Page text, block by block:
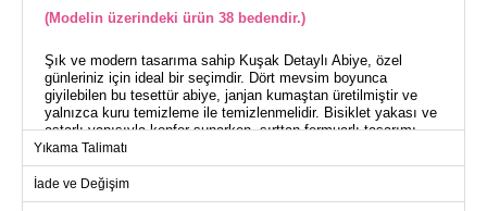
(Modelin üzerindeki ürün 38 bedendir.)
Şık ve modern tasarıma sahip Kuşak Detaylı Abiye, özel
günleriniz için ideal bir seçimdir. Dört mevsim boyunca
giyilebilen bu tesettür abiye, janjan kumaştan üretilmiştir ve
yalnızca kuru temizleme ile temizlenmelidir. Bisiklet yakası ve
astarlı yapısıyla konfor sunarken, sırttan fermuarlı tasarımı
kolay bir kullanım sağlar. Modelin yandan bağlanabilen ve
ürüne dikili kemer detayı ise şıklığınızı tamamlar. Manşetleri
lastikli olduğundan rahat bir oturum sunar.
Yıkama Talimatı
İade ve Değişim